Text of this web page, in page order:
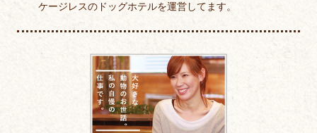
ケージレスのドッグホテルを運営してます。